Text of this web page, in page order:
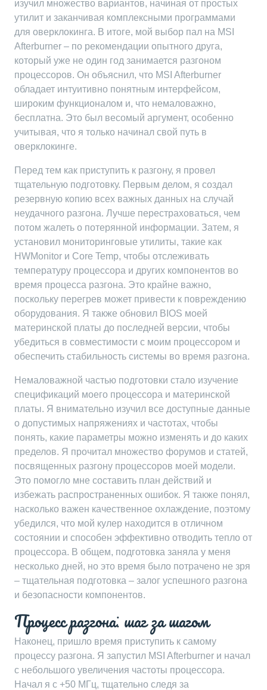
изучил множество вариантов, начиная от простых
утилит и заканчивая комплексными программами
для оверклокинга. В итоге, мой выбор пал на MSI
Afterburner – по рекомендации опытного друга,
который уже не один год занимается разгоном
процессоров. Он объяснил, что MSI Afterburner
обладает интуитивно понятным интерфейсом,
широким функционалом и, что немаловажно,
бесплатна. Это был весомый аргумент, особенно
учитывая, что я только начинал свой путь в
оверклокинге.
Перед тем как приступить к разгону, я провел
тщательную подготовку. Первым делом, я создал
резервную копию всех важных данных на случай
неудачного разгона. Лучше перестраховаться, чем
потом жалеть о потерянной информации. Затем, я
установил мониторинговые утилиты, такие как
HWMonitor и Core Temp, чтобы отслеживать
температуру процессора и других компонентов во
время процесса разгона. Это крайне важно,
поскольку перегрев может привести к повреждению
оборудования. Я также обновил BIOS моей
материнской платы до последней версии, чтобы
убедиться в совместимости с моим процессором и
обеспечить стабильность системы во время разгона.
Немаловажной частью подготовки стало изучение
спецификаций моего процессора и материнской
платы. Я внимательно изучил все доступные данные
о допустимых напряжениях и частотах, чтобы
понять, какие параметры можно изменять и до каких
пределов. Я прочитал множество форумов и статей,
посвященных разгону процессоров моей модели.
Это помогло мне составить план действий и
избежать распространенных ошибок. Я также понял,
насколько важен качественное охлаждение, поэтому
убедился, что мой кулер находится в отличном
состоянии и способен эффективно отводить тепло от
процессора. В общем, подготовка заняла у меня
несколько дней, но это время было потрачено не зря
– тщательная подготовка – залог успешного разгона
и безопасности компонентов.
Процесс разгона⁚ шаг за шагом
Наконец, пришло время приступить к самому
процессу разгона. Я запустил MSI Afterburner и начал
с небольшого увеличения частоты процессора.
Начал я с +50 МГц, тщательно следя за